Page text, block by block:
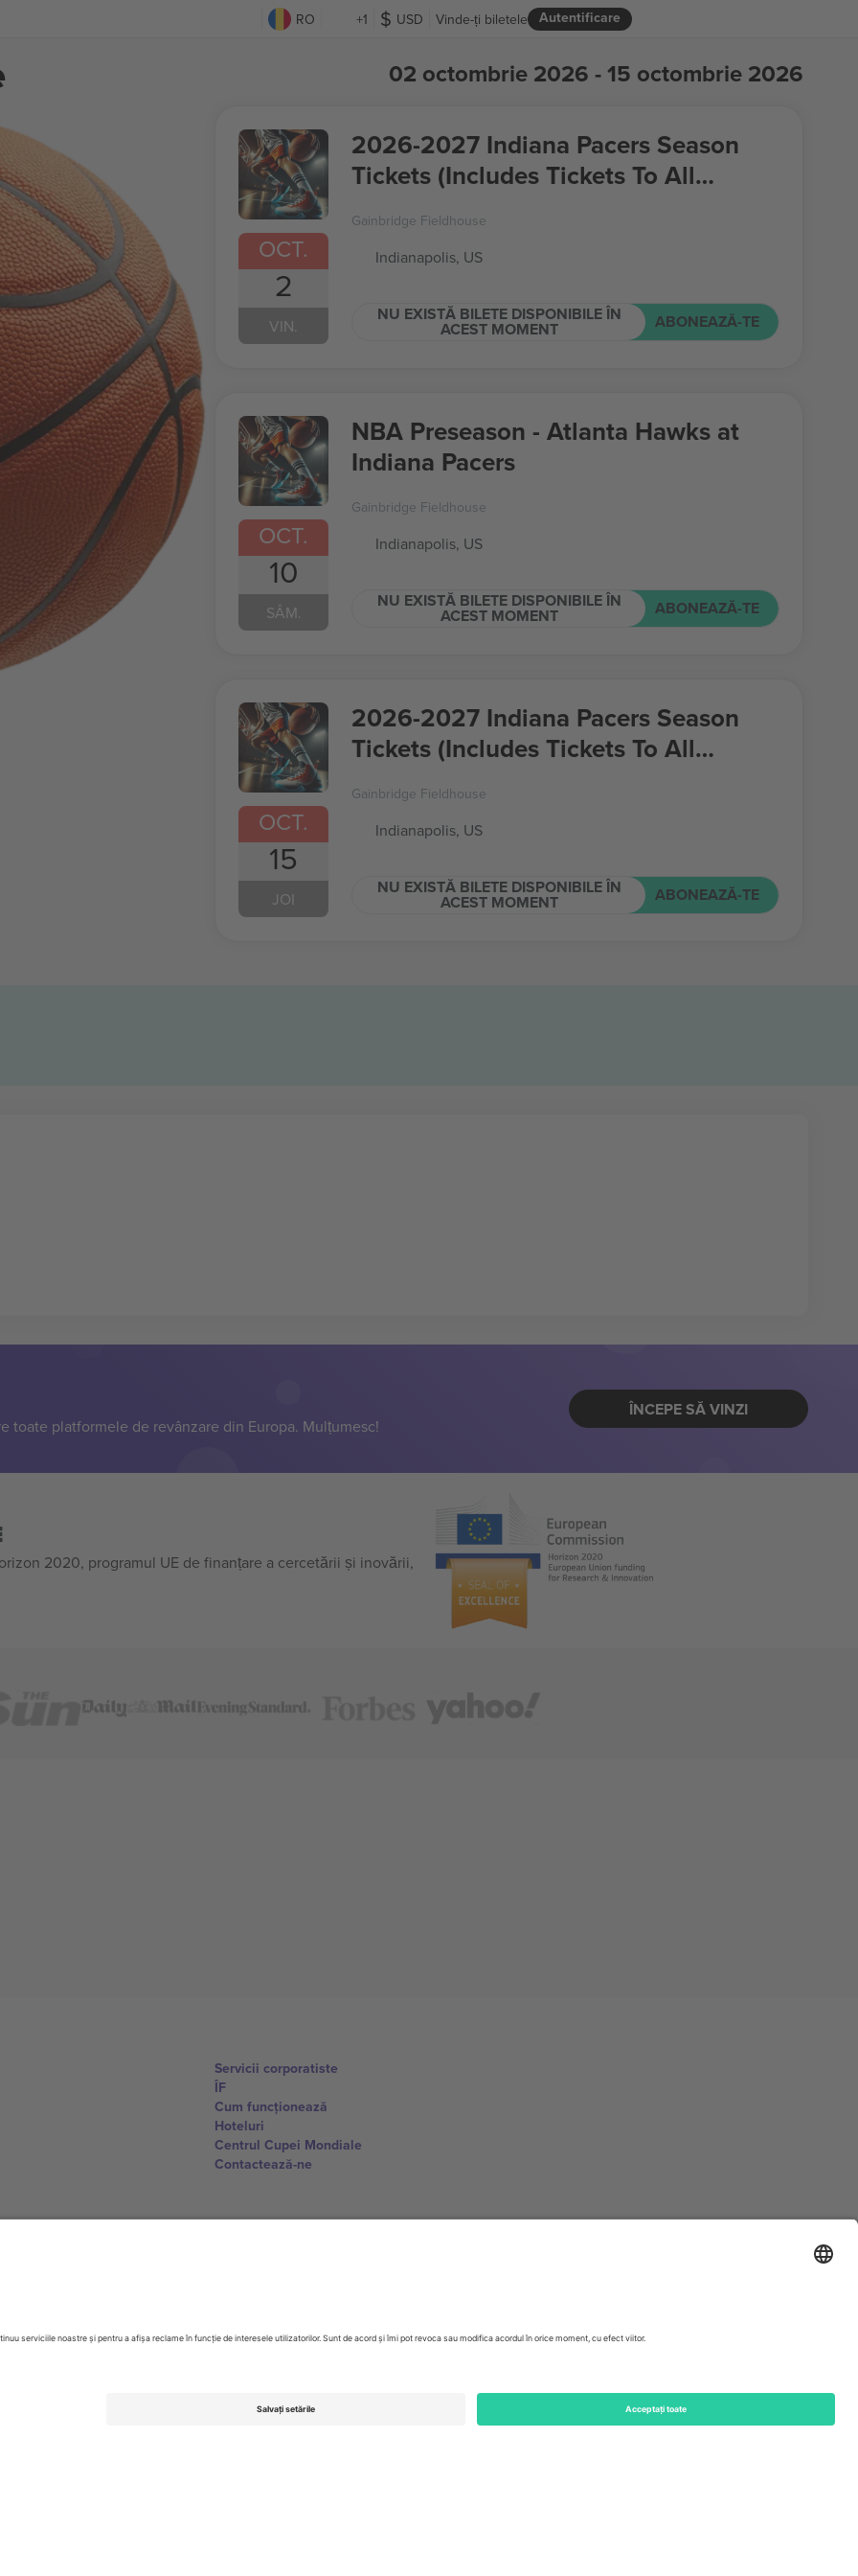
RO +1 USD Autentificare
Vinde-ți biletele
02 octombrie 2026 - 15 octombrie 2026
OCT.
2
VIN.
2026-2027 Indiana Pacers Season
Tickets (Includes Tickets To All
Regular Season Home Games)
Gainbridge Fieldhouse
Indianapolis, US
NU EXISTĂ BILETE DISPONIBILE ÎN
ACEST MOMENT ABONEAZĂ-TE
OCT.
10
SÂM.
NBA Preseason - Atlanta Hawks at
Indiana Pacers
Gainbridge Fieldhouse
Indianapolis, US
NU EXISTĂ BILETE DISPONIBILE ÎN
ACEST MOMENT ABONEAZĂ-TE
OCT.
15
JOI
2026-2027 Indiana Pacers Season
Tickets (Includes Tickets To All
Regular Season Home Games)
Gainbridge Fieldhouse
Indianapolis, US
NU EXISTĂ BILETE DISPONIBILE ÎN
ACEST MOMENT ABONEAZĂ-TE
toate platformele de revânzare din Europa. Mulțumesc!
ÎNCEPE SĂ VINZI
2020, programul UE de finanțare a cercetării și inovării,
Servicii corporatiste
ÎF
Cum funcționează
Hoteluri
Centrul Cupei Mondiale
Contactează-ne
Switzerland